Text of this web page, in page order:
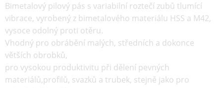
Bimetalový pilový pás s variabilní roztečí zubů tlumící
vibrace, vyrobený z bimetalového materiálu HSS a M42,
vysoce odolný proti otěru.
Vhodný pro obrábění malých, středních a dokonce
větších obrobků,
pro vysokou produktivitu při dělení pevných
materiálů,profilů, svazků a trubek, stejně jako pro